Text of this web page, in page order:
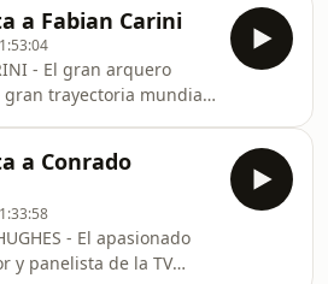
el alcohol, luego la
la cocaina y
El juego se
mente y de su vida. Su
un niño que tiene
cae en el
a Fabian Carini
- El gran arquero
gran trayectoria mundial,
afirmó "Para mi, el
cuando Uruguay
Habló de Malasia
del Mundo,
de Nigeria y de su
a Conrado
- El apasionado
y panelista de la TV